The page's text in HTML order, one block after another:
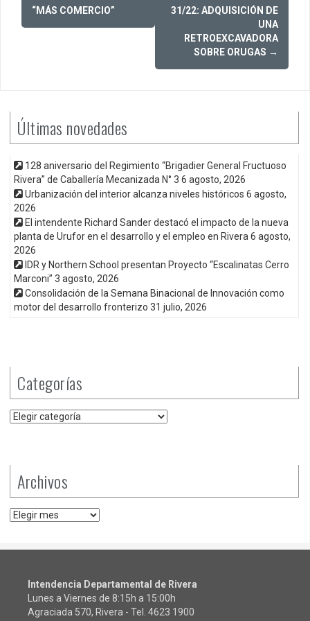
navigation
“MÁS COMERCIO”
31/22: ADQUISICIÓN DE
UNA
RETROEXCAVADORA
SOBRE ORUGAS →
Últimas novedades
128 aniversario del Regimiento “Brigadier General Fructuoso
Rivera” de Caballería Mecanizada N° 3 6 agosto, 2026
Urbanización del interior alcanza niveles históricos 6 agosto,
2026
El intendente Richard Sander destacó el impacto de la nueva
planta de Urufor en el desarrollo y el empleo en Rivera 6 agosto,
2026
IDR y Northern School presentan Proyecto “Escalinatas Cerro
Marconi” 3 agosto, 2026
Consolidación de la Semana Binacional de Innovación como
motor del desarrollo fronterizo 31 julio, 2026
Categorías
Categorías
Archivos
Archivos
Intendencia Departamental de Rivera
Lunes a Viernes de 8:15h a 15:00h
Agraciada 570, Rivera - Tel. 4623 1900